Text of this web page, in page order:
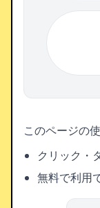
このページの
クリック・
無料で利用